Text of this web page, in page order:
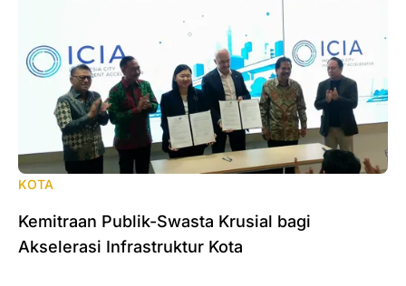
KOTA
Kemitraan Publik-Swasta Krusial bagi
Akselerasi Infrastruktur Kota